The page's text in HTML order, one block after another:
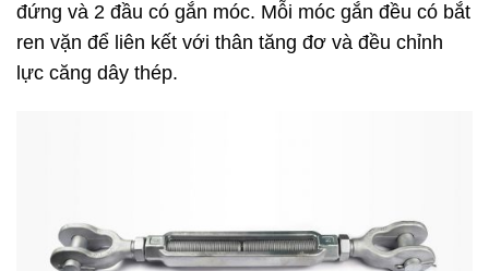
đứng và 2 đầu có gắn móc. Mỗi móc gắn đều có bắt
ren vặn để liên kết với thân tăng đơ và đều chỉnh
lực căng dây thép.